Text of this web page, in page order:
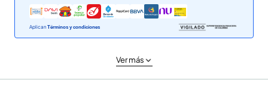
Aplican Términos y condiciones
Ver más